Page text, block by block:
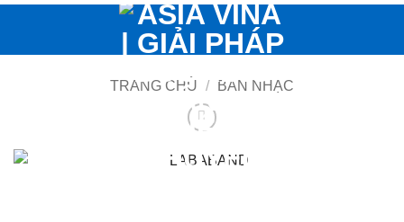
nội
TRANG CHỦ / BAN NHẠC